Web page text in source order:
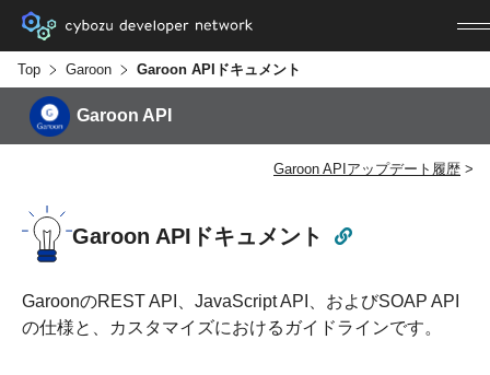
Top Garoon Garoon APIドキュメント
Garoon API
Garoon APIアップデート履歴
Garoon APIドキュメント
GaroonのREST API、JavaScript API、およびSOAP API
の仕様と、カスタマイズにおけるガイドラインです。